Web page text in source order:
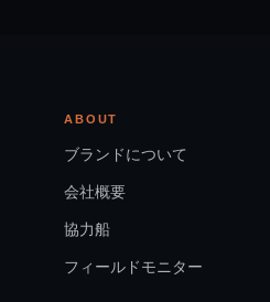
ABOUT
ブランドについて
会社概要
協力船
フィールドモニター